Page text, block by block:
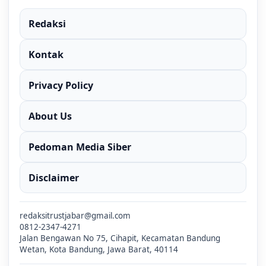
Redaksi
Kontak
Privacy Policy
About Us
Pedoman Media Siber
Disclaimer
redaksitrustjabar@gmail.com
0812-2347-4271
Jalan Bengawan No 75, Cihapit, Kecamatan Bandung
Wetan, Kota Bandung, Jawa Barat, 40114